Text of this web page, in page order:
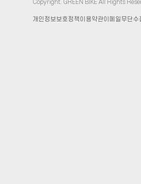
Copyright. GREEN BIKE All Rights
개인정보보호정책 이용약관이메일무단수